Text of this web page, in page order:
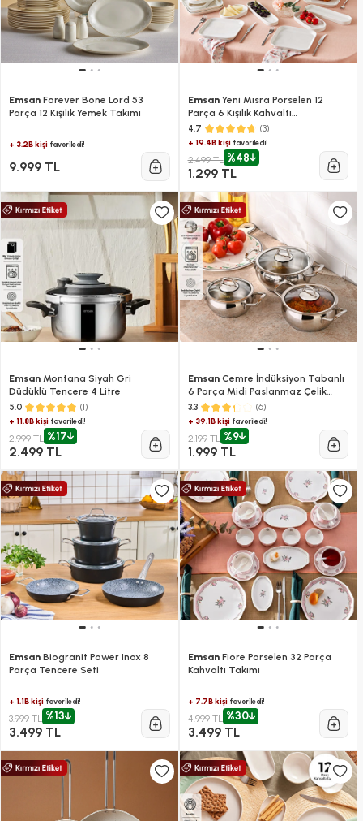
Emsan Forever Bone Lord 53
Parça 12 Kişilik Yemek Takımı
+ 3.2B kişi favoriledi!
9.999 TL
EmsanYeni Mısra Porselen 12
Parça 6 Kişilik Kahvaltı
Takımı Beyaz
4.7 (3)
+ 19.4B kişifavoriledi!
2.499 TL %48
1.299 TL
Emsan Montana Siyah Gri
Düdüklü Tencere 4 Litre
5.0 (1)
+ 11.8B kişi favoriledi!
2.999 TL %17
2.499 TL
EmsanCemre İndüksiyon Tabanlı
6 Parça Midi Paslanmaz Çelik
Tencere Seti
3.3 (6)
+ 39.1B kişifavoriledi!
2.199 TL %9
1.999 TL
Emsan Biogranit Power Inox 8
Parça Tencere Seti
+ 1.1B kişi favoriledi!
3.999 TL %13
3.499 TL
EmsanFiore Porselen 32 Parça
Kahvaltı Takımı
+ 7.7B kişifavoriledi!
4.999 TL %30
3.499 TL